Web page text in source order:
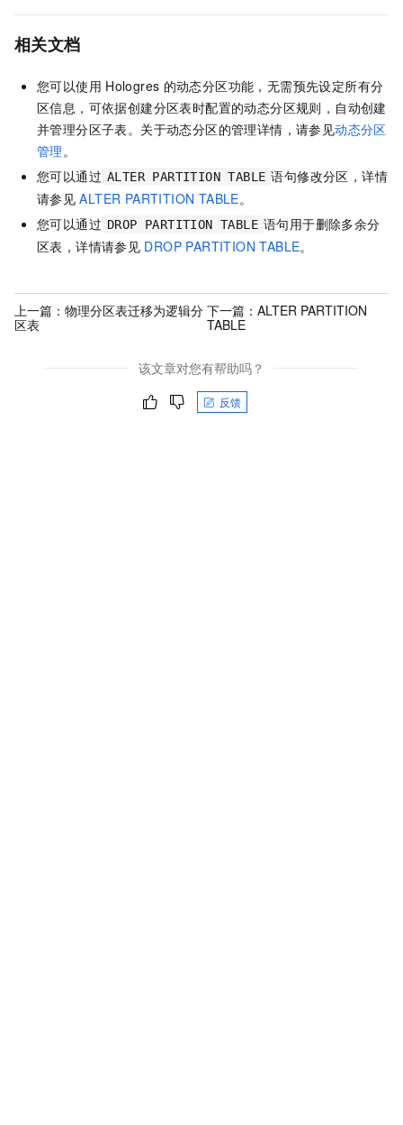
相关文档
您可以使用 Hologres 的动态分区功能，无需预先设定所有分
区信息，可依据创建分区表时配置的动态分区规则，自动创建
并管理分区子表。关于动态分区的管理详情，请参见动态分区
管理。
您可以通过 ALTER PARTITION TABLE 语句修改分区，详情
请参见 ALTER PARTITION TABLE。
您可以通过 DROP PARTITION TABLE 语句用于删除多余分
区表，详情请参见 DROP PARTITION TABLE。
上一篇： 物理分区表迁移为逻辑分
区表
下一篇： ALTER PARTITION
TABLE
该文章对您有帮助吗？
反馈